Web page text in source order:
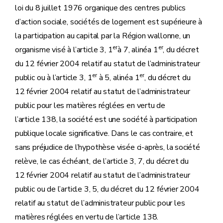
loi du 8 juillet 1976 organique des centres publics
d’action sociale, sociétés de logement est supérieure à
la participation au capital par la Région wallonne, un
organisme visé à l’article 3, 1erà 7, alinéa 1er, du décret
du 12 février 2004 relatif au statut de l’administrateur
public ou à l’article 3, 1erà 5, alinéa 1er, du décret du
12 février 2004 relatif au statut de l’administrateur
public pour les matières réglées en vertu de
l’article 138, la société est une société à participation
publique locale significative. Dans le cas contraire, et
sans préjudice de l’hypothèse visée ci-après, la société
relève, le cas échéant, de l’article 3, 7, du décret du
12 février 2004 relatif au statut de l’administrateur
public ou de l’article 3, 5, du décret du 12 février 2004
relatif au statut de l’administrateur public pour les
matières réglées en vertu de l’article 138.